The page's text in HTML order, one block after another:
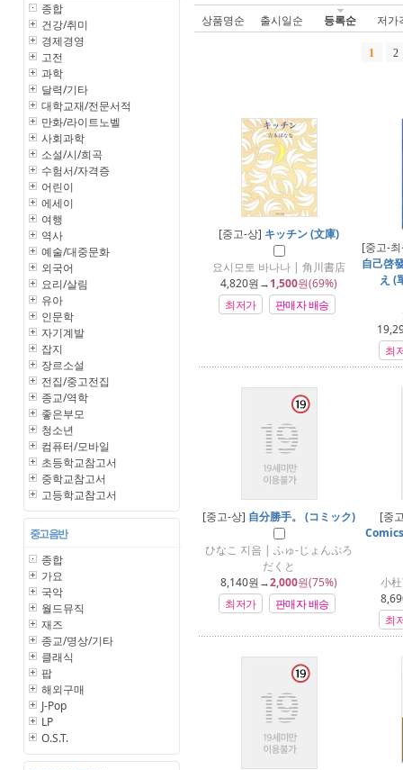
종합
건강/취미
경제경영
고전
과학
달력/기타
대학교재/전문서적
만화/라이트노벨
사회과학
소설/시/희곡
수험서/자격증
어린이
에세이
여행
역사
예술/대중문화
외국어
요리/살림
유아
인문학
자기계발
잡지
장르소설
전집/중고전집
종교/역학
좋은부모
청소년
컴퓨터/모바일
초등학교참고서
중학교참고서
고등학교참고서
중고 음반
종합
가요
국악
월드뮤직
재즈
종교/명상/기타
클래식
팝
해외구매
J-Pop
LP
O.S.T.
상품명순 출시일순 등록순 저가
1 2
[중고-상] キッチン (文庫)
요시모토 바나나 | 角川書店
4,820원→1,500원(69%)
최저가
판매자 배송
[중고-
自己啓
え (
최
[중고-상] 自分勝手。 (コミック)
ひなこ 지음 | ふゅ-じょんぷろ
だくと
8,140원→2,000원(75%)
최저가
판매자 배송
[중
小
최